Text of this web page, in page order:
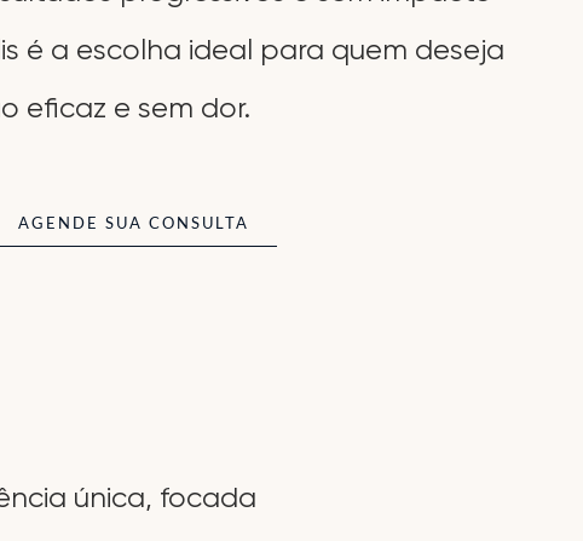
é a escolha ideal para quem deseja
eficaz e sem dor.
AGENDE SUA CONSULTA
única, focada